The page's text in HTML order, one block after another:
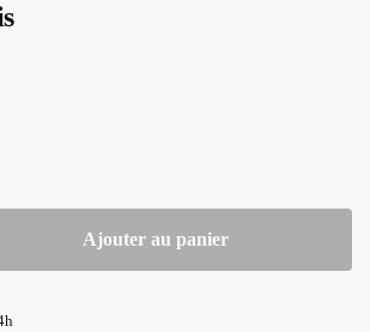
Ajouter au panier